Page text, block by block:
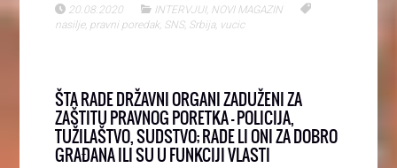
20.08.2020 INTERVJUI, NOVI MAGAZIN
nasilje, pravni poredak SNS, Srbija, vucic
ŠTA RADE DRŽAVNI ORGANI ZADUŽENI ZA
ZAŠTITU PRAVNOG PORETKA – POLICIJA,
TUŽILAŠTVO, SUDSTVO; RADE LI ONI ZA DOBRO
GRAĐANA ILI SU U FUNKCIJI VLASTI